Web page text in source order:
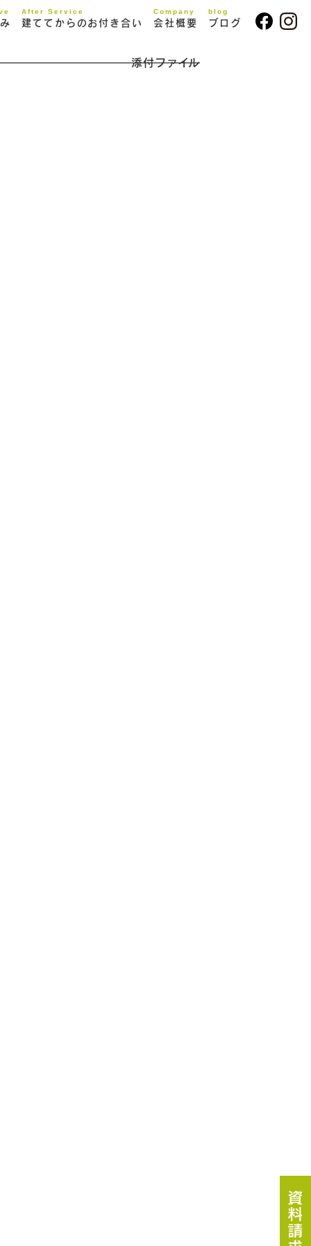
After Service
建ててからのお付き合い
Company
会社概要
blog
ブログ
添付ファイル